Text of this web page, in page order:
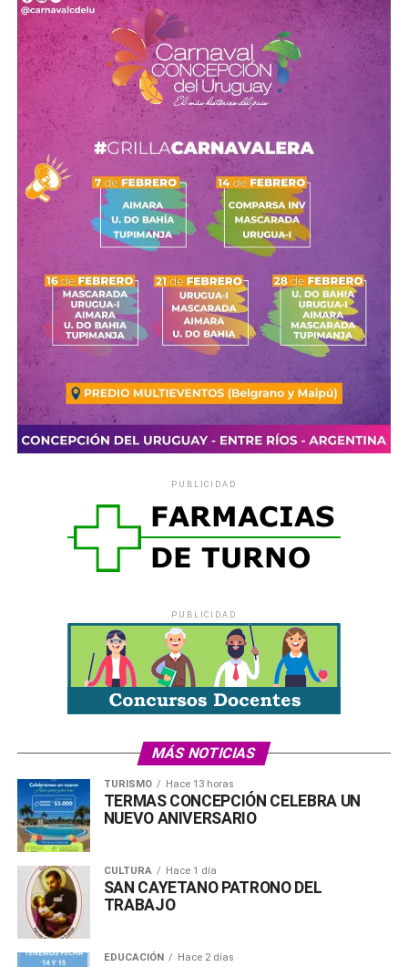
No hay duda de quelos seis primeros meses de la vida
de un niño son los más importantes
, y en los que el
crecimiento es más rápido. Por eso, hay que tener en
cuenta que, en esta etapa, las necesidades nutritivas
solo las cubre completamente la leche materna
De hecho, la lactancia materna tiene una serie de
ventajas para el niño, pero también para la madre. Para el
primero de ellos, es la única leche que
se ajusta a sus
necesidadesy su composición cambia según estas.
Además,no está contaminada, aporta defensas contra
las infecciones y disminuye las enfermedades
alérgicas
Para la madre, la leche materna
favorece el retorno del
útero a su tamaño normal, disminuye el exceso de
grasas que acumula durante el embarazo, favorece la
Comparte esto:
Facebook WhatsApp
PUBLICIDAD
PUBLICIDAD
MÁS NOTICIAS
TURISMO Hace 13 horas
TERMAS CONCEPCIÓN CELEBRA UN
NUEVO ANIVERSARIO
CULTURA Hace 1 día
SAN CAYETANO PATRONO DEL
TRABAJO
EDUCACIÓN Hace 2 días